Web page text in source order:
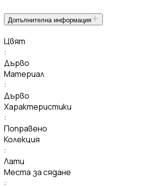
Допълнителна информация
Цвят
:
Дърво
Материал
:
Дърво
Характеристики
:
Поправено
Колекция
:
Лати
Места за сядане
: